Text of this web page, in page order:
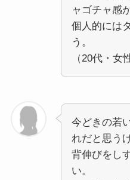
ャゴチャ感
個人的には
う。
（20代・女
今どきの若
れだと思う
背伸びをし
い。